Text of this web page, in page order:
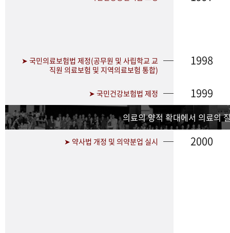
➤ 국민의료보험법 제정(공무원 및 사립학교 교
직원 의료보험 및 지역의료보험 통합)
1998
➤ 국민건강보험법 제정 1999
의료의 양적 확대에서 의료의
➤ 약사법 개정 및 의약분업 실시 2000